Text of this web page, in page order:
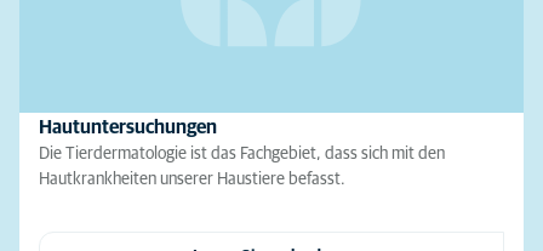
Hautuntersuchungen
Die Tierdermatologie ist das Fachgebiet, dass sich mit den
Hautkrankheiten unserer Haustiere befasst.